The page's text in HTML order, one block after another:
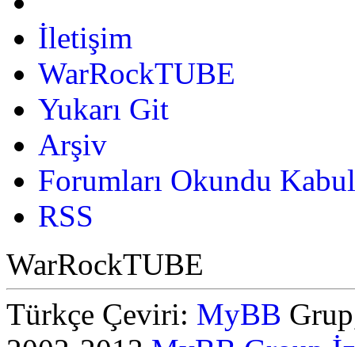
İletişim
WarRockTUBE
Yukarı Git
Arşiv
Forumları Okundu
RSS
WarRockTUBE
Türkçe Çeviri: MyBB